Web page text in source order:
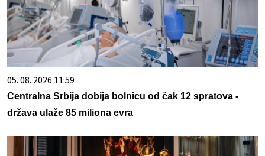
05. 08. 2026 11:59
Centralna Srbija dobija bolnicu od čak 12 spratova -
država ulaže 85 miliona evra